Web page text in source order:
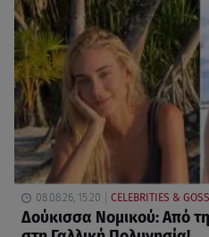
08.08.26, 15:20 CELEBRITIES &
Δούκισσα Νομικού: Από